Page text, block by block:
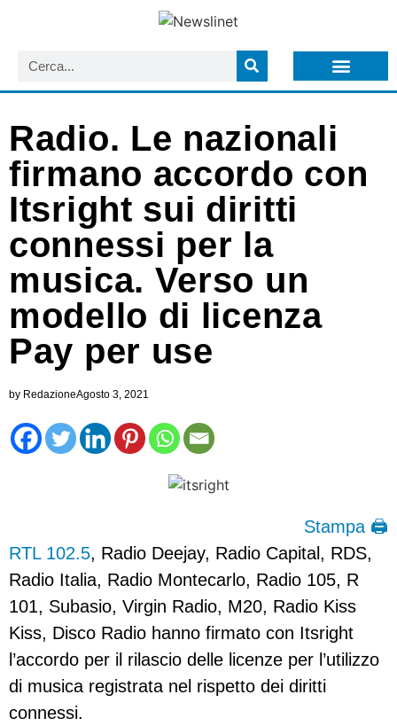
Radio. Le nazionali
firmano accordo con
Itsright sui diritti
connessi per la
musica. Verso un
modello di licenza
Pay per use
by RedazioneAgosto 3, 2021
Stampa 🖨
RTL 102.5, Radio Deejay, Radio Capital, RDS,
Radio Italia, Radio Montecarlo, Radio 105, R
101, Subasio, Virgin Radio, M20, Radio Kiss
Kiss, Disco Radio hanno firmato con Itsright
l’accordo per il rilascio delle licenze per l’utilizzo
di musica registrata nel rispetto dei diritti
connessi.